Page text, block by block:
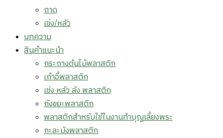
ถาด
เข่ง/หลัว
บทความ
สินค้าแนะนำ
กระถางต้นไม้พลาสติก
เก้าอี้พลาสติก
เข่ง หลัว ลัง พลาสติก
ถังขยะพลาสติก
พลาสติกสำหรับใช้ในงานทำบุญเลี้ยงพระ
กะละมังพลาสติก